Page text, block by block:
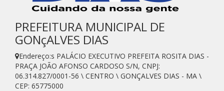
PREFEITURA MUNICIPAL DE
GONçALVES DIAS
Endereço:s PALÁCIO EXECUTIVO PREFEITA ROSITA DIAS -
PRAÇA JOÃO AFONSO CARDOSO S/N, CNPJ:
06.314.827/0001-56 \ CENTRO \ GONÇALVES DIAS - MA \
CEP: 65775000